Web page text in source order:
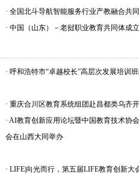
· 全国北斗导航智能服务行业产教融合共
· 中国（山东）－老挝职业教育共同体成
· 呼和浩特市“卓越校长”高层次发展培训
· 重庆合川区教育系统组团赴昌都类乌齐
· AI教育创新应用论坛暨中国教育技术协
会在山西大同举办
· LIFE|向光而行，第五届LIFE教育创新大